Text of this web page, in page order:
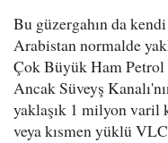
Bu güzergahın da
Arabistan normalde
Çok Büyük Ham
Ancak Süveyş
yaklaşık 1 milyon varil
veya kısmen yüklü